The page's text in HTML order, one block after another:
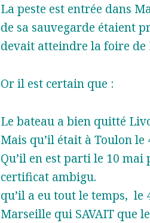
La peste est entrée dans
de sa sauvegarde étaient
devait atteindre la foire de
Or il est certain que :
Le bateau a bien quitté
Mais qu’il était à Toulon le
Qu’il en est parti le 10
certificat ambigu.
qu’il a eu tout le temps, le
Marseille qui SAVAIT que